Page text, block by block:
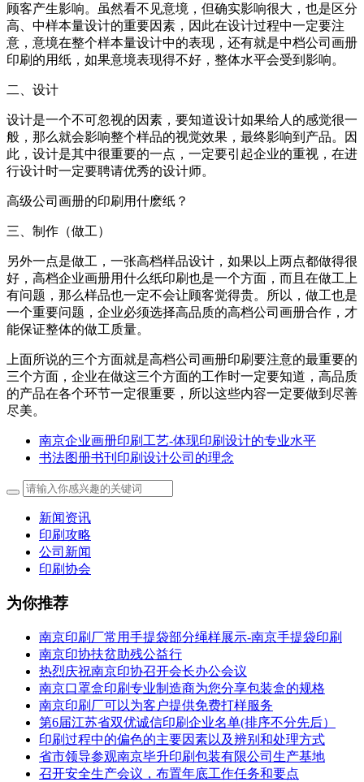
顾客产生影响。虽然看不见意境，但确实影响很大，也是区分
高、中样本量设计的重要因素，因此在设计过程中一定要注
意，意境在整个样本量设计中的表现，还有就是中档公司画册
印刷的用纸，如果意境表现得不好，整体水平会受到影响。
二、设计
设计是一个不可忽视的因素，要知道设计如果给人的感觉很一
般，那么就会影响整个样品的视觉效果，最终影响到产品。因
此，设计是其中很重要的一点，一定要引起企业的重视，在进
行设计时一定要聘请优秀的设计师。
高级公司画册的印刷用什麽纸？
三、制作（做工）
另外一点是做工，一张高档样品设计，如果以上两点都做得很
好，高档企业画册用什么纸印刷也是一个方面，而且在做工上
有问题，那么样品也一定不会让顾客觉得贵。所以，做工也是
一个重要问题，企业必须选择高品质的高档公司画册合作，才
能保证整体的做工质量。
上面所说的三个方面就是高档公司画册印刷要注意的最重要的
三个方面，企业在做这三个方面的工作时一定要知道，高品质
的产品在各个环节一定很重要，所以这些内容一定要做到尽善
尽美。
南京企业画册印刷工艺-体现印刷设计的专业水平
书法图册书刊印刷设计公司的理念
新闻资讯
印刷攻略
公司新闻
印刷协会
为你推荐
南京印刷厂常用手提袋部分绳样展示-南京手提袋印刷
南京印协扶贫助残公益行
热烈庆祝南京印协召开会长办公会议
南京口罩盒印刷专业制造商为您分享包装盒的规格
南京印刷厂可以为客户提供免费打样服务
第6届江苏省双优诚信印刷企业名单(排序不分先后）
印刷过程中的偏色的主要因素以及辨别和处理方式
省市领导参观南京毕升印刷包装有限公司生产基地
召开安全生产会议，布置年底工作任务和要点